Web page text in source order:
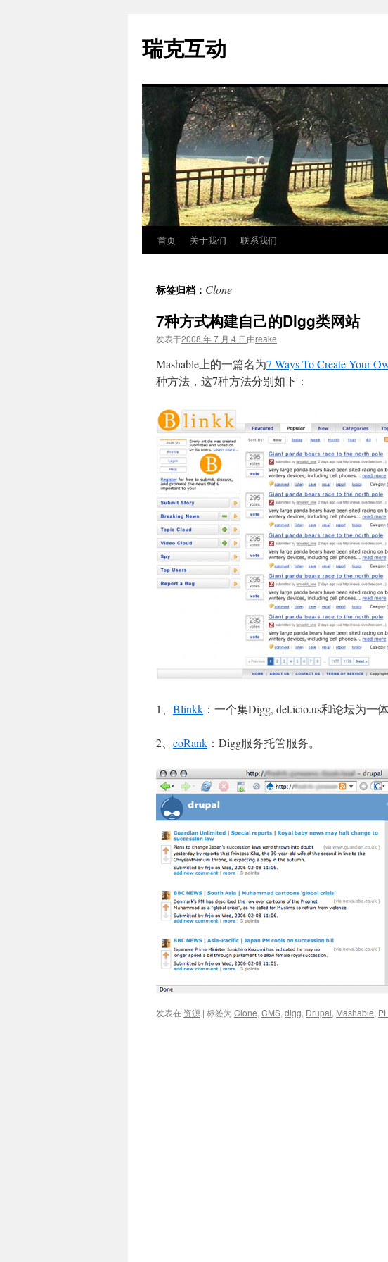
瑞克互动
正
文
首页 关于我们 联系我们
标签归档： Clone
7种方式构建自己的Digg类网站
发表于2008 年 7 月 4 日由reake
Mashable上的一篇名为7 Ways To Create Your
种方法，这7种方法分别如下：
1、 Blinkk ：一个集Digg, del.icio.us和论坛为一
2、 coRank ：Digg服务托管服务。
发表在 资源 | 标签为 Clone, CMS, digg, Drupal, Mashable,